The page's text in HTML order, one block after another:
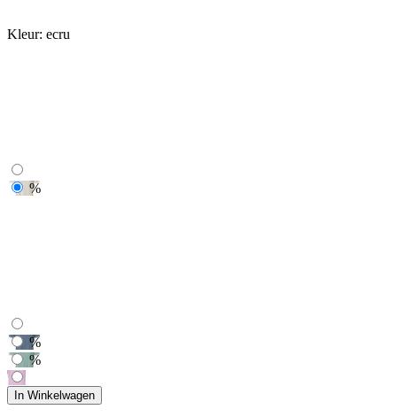
Kleur: ecru
%
%
%
In Winkelwagen